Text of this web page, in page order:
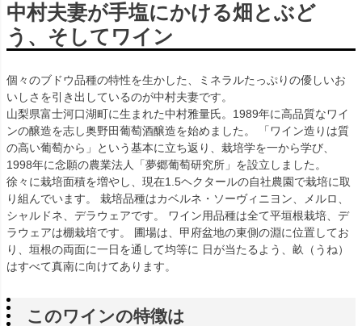
中村夫妻が手塩にかける畑とぶど
う、そしてワイン
個々のブドウ品種の特性を生かした、ミネラルたっぷりの優しいお
いしさを引き出しているのが中村夫妻です。
山梨県富士河口湖町に生まれた中村雅量氏。1989年に高品質なワイ
ンの醸造を志し奥野田葡萄酒醸造を始めました。 「ワイン造りは質
の高い葡萄から」という基本に立ち返り、栽培学を一から学び、
1998年に念願の農業法人「夢郷葡萄研究所」を設立しました。
徐々に栽培面積を増やし、現在1.5ヘクタールの自社農園で栽培に取
り組んでいます。 栽培品種はカベルネ・ソーヴィニヨン、メルロ、
シャルドネ、デラウェアです。 ワイン用品種は全て平垣根栽培、デ
ラウェアは棚栽培です。 圃場は、甲府盆地の東側の淵に位置してお
り、垣根の両面に一日を通して均等に 日が当たるよう、畝（うね）
はすべて真南に向けてあります。
このワインの特徴は